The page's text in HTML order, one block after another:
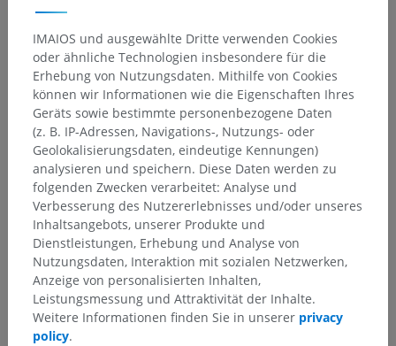
Anatomische Hierarchie
IMAIOS und ausgewählte Dritte verwenden Cookies
oder ähnliche Technologien insbesondere für die
Erhebung von Nutzungsdaten. Mithilfe von Cookies
können wir Informationen wie die Eigenschaften Ihres
Geräts sowie bestimmte personenbezogene Daten
(z. B. IP-Adressen, Navigations-, Nutzungs- oder
Geolokalisierungsdaten, eindeutige Kennungen)
analysieren und speichern. Diese Daten werden zu
folgenden Zwecken verarbeitet: Analyse und
Verbesserung des Nutzererlebnisses und/oder unseres
Inhaltsangebots, unserer Produkte und
Dienstleistungen, Erhebung und Analyse von
Nutzungsdaten, Interaktion mit sozialen Netzwerken,
Anzeige von personalisierten Inhalten,
Leistungsmessung und Attraktivität der Inhalte.
Weitere Informationen finden Sie in unserer privacy
policy.